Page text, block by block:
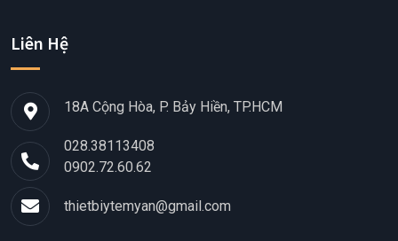
Liên Hệ
18A Cộng Hòa, P. Bảy Hiền, TP.HCM
028.38113408
0902.72.60.62
thietbiytemyan@gmail.com